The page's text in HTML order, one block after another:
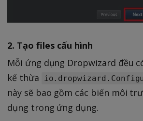
2. Tạo files cấu hình
Mỗi ứng dụng Dropwizard đều
kế thừa
này sẽ bao gồm các biến môi
dụng trong ứng dụng.